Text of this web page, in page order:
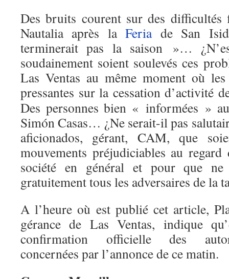
Des bruits courent sur des difficultés
Nautalia après laFeriade San
terminerait pas la saison »…
soudainement soient soulevés ces
Las Ventas au même moment où
pressantes sur la cessation d’activité
Des personnes bien « informées »
Simón Casas… ¿Ne serait-il pas
aficionados, gérant, CAM, que
mouvements préjudiciables au
société en général et pour que ne
gratuitement tous les adversaires de la
A l’heure où est publié cet article,
gérance de Las Ventas, indique
confirmation officielle des
concernées par l’annonce de ce matin.